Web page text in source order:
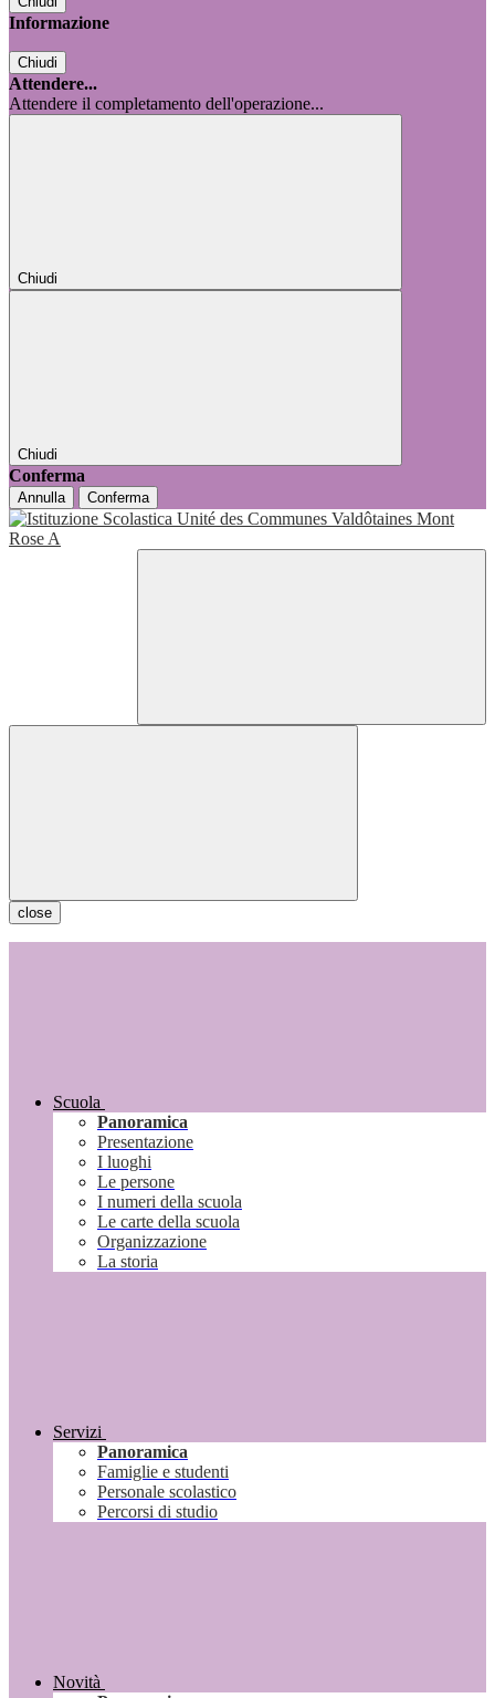
Informazione
Chiudi
Attendere...
Attendere il completamento dell'operazione...
Chiudi
Chiudi
Conferma
Annulla Conferma
close
Scuola
Panoramica
Presentazione
I luoghi
Le persone
I numeri della scuola
Le carte della scuola
Organizzazione
La storia
Servizi
Panoramica
Famiglie e studenti
Personale scolastico
Percorsi di studio
Novità